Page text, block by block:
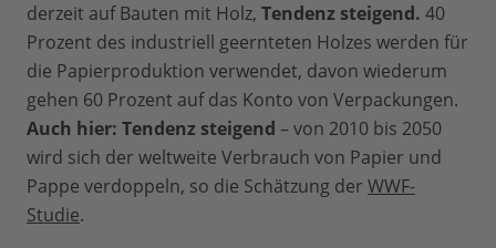
derzeit auf Bauten mit Holz, Tendenz steigend. 40
Prozent des industriell geernteten Holzes werden für
die Papierproduktion verwendet, davon wiederum
gehen 60 Prozent auf das Konto von Verpackungen.
Auch hier: Tendenz steigend – von 2010 bis 2050
wird sich der weltweite Verbrauch von Papier und
Pappe verdoppeln, so die Schätzung der WWF-
Studie.